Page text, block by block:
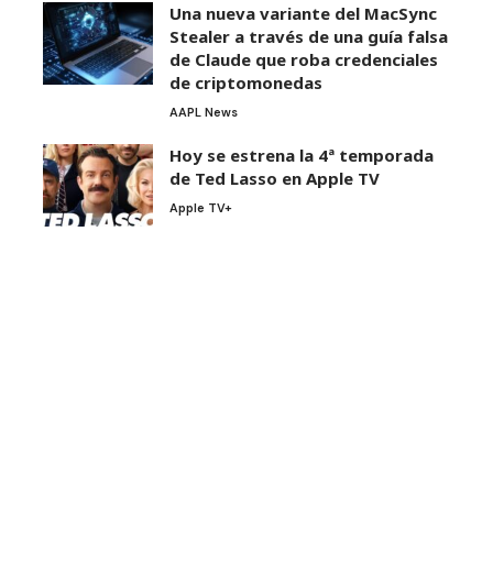
Una nueva variante del MacSync
Stealer a través de una guía falsa
de Claude que roba credenciales
de criptomonedas
AAPL News
Hoy se estrena la 4ª temporada
de Ted Lasso en Apple TV
Apple TV+